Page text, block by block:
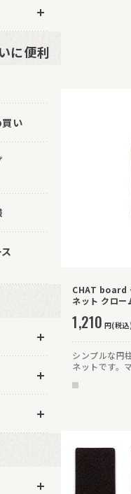
に便利
い
CHAT board
ネット クロー
1,210 円(税
シンプルな円
ネットです。